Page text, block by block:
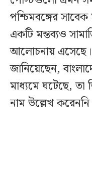
পশ্চিমবঙ্গের সাবেক
একটি মন্তব্যও
আলোচনায় এসেছে।
জানিয়েছেন,
মাধ্যমে ঘটেছে, তা
নাম উল্লেখ